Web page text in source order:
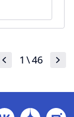
1 \46